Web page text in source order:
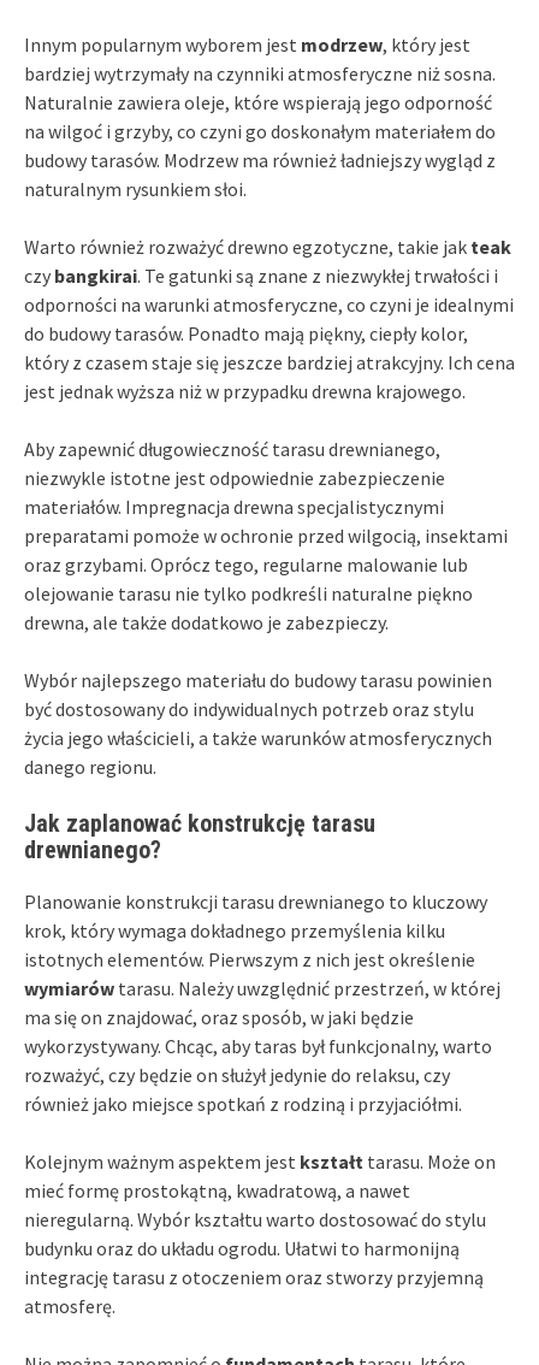
Innym popularnym wyborem jest modrzew, który jest
bardziej wytrzymały na czynniki atmosferyczne niż sosna.
Naturalnie zawiera oleje, które wspierają jego odporność
na wilgoć i grzyby, co czyni go doskonałym materiałem do
budowy tarasów. Modrzew ma również ładniejszy wygląd z
naturalnym rysunkiem słoi.
Warto również rozważyć drewno egzotyczne, takie jak teak
czy bangkirai. Te gatunki są znane z niezwykłej trwałości i
odporności na warunki atmosferyczne, co czyni je idealnymi
do budowy tarasów. Ponadto mają piękny, ciepły kolor,
który z czasem staje się jeszcze bardziej atrakcyjny. Ich cena
jest jednak wyższa niż w przypadku drewna krajowego.
Aby zapewnić długowieczność tarasu drewnianego,
niezwykle istotne jest odpowiednie zabezpieczenie
materiałów. Impregnacja drewna specjalistycznymi
preparatami pomoże w ochronie przed wilgocią, insektami
oraz grzybami. Oprócz tego, regularne malowanie lub
olejowanie tarasu nie tylko podkreśli naturalne piękno
drewna, ale także dodatkowo je zabezpieczy.
Wybór najlepszego materiału do budowy tarasu powinien
być dostosowany do indywidualnych potrzeb oraz stylu
życia jego właścicieli, a także warunków atmosferycznych
danego regionu.
Jak zaplanować konstrukcję tarasu
drewnianego?
Planowanie konstrukcji tarasu drewnianego to kluczowy
krok, który wymaga dokładnego przemyślenia kilku
istotnych elementów. Pierwszym z nich jest określenie
wymiarów tarasu. Należy uwzględnić przestrzeń, w której
ma się on znajdować, oraz sposób, w jaki będzie
wykorzystywany. Chcąc, aby taras był funkcjonalny, warto
rozważyć, czy będzie on służył jedynie do relaksu, czy
również jako miejsce spotkań z rodziną i przyjaciółmi.
Kolejnym ważnym aspektem jest kształt tarasu. Może on
mieć formę prostokątną, kwadratową, a nawet
nieregularną. Wybór kształtu warto dostosować do stylu
budynku oraz do układu ogrodu. Ułatwi to harmonijną
integrację tarasu z otoczeniem oraz stworzy przyjemną
atmosferę.